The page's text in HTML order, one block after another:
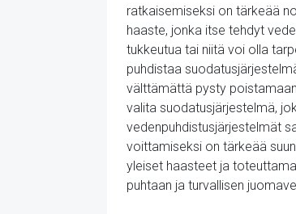
ratkaisemiseksi on tärkeää
haaste, jonka itse tehdyt
tukkeutua tai niitä voi olla
puhdistaa
välttämättä pysty
valita suodatusjärjestelmä,
vedenpuhdistusjärjestelmät
voittamiseksi on tärkeää
yleiset haasteet ja
puhtaan ja turvallisen